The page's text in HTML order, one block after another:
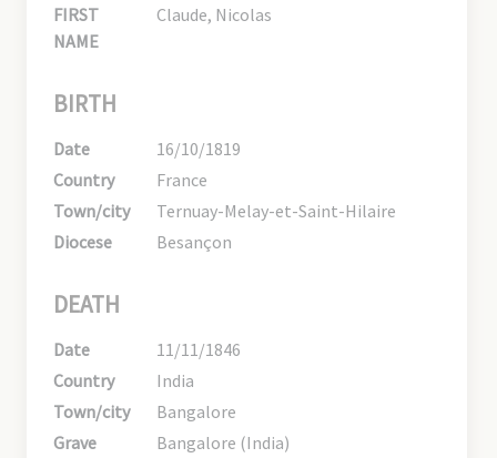
FIRST
NAME
Claude, Nicolas
BIRTH
Date
16/10/1819
Country
France
Town/city
Ternuay-Melay-et-Saint-Hilaire
Diocese
Besançon
DEATH
Date
11/11/1846
Country
India
Town/city
Bangalore
Grave
Bangalore (India)